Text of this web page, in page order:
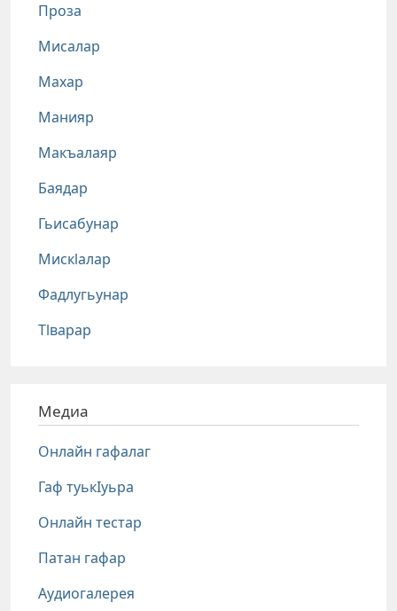
Проза
Мисалар
Махар
Манияр
Макъалаяр
Баядар
Гьисабунар
Мискlалар
Фадлугьунар
Тlварар
Медиа
Онлайн гафалаг
Гаф туькIуьра
Онлайн тестар
Патан гафар
Аудиогалерея